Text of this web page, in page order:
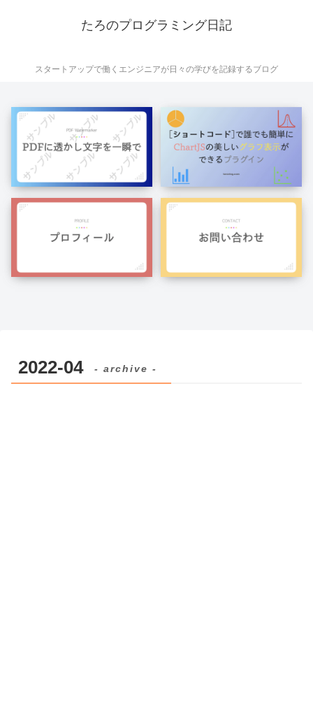
たろのプログラミング日記
スタートアップで働くエンジニアが日々の学びを記録するブログ
2022-04 - archive -